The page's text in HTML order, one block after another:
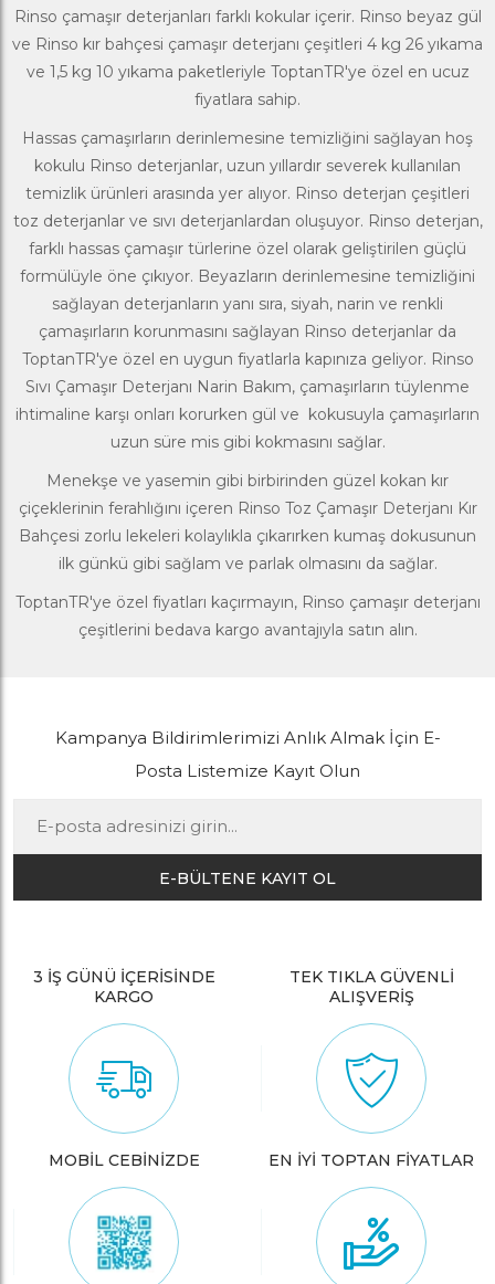
Rinso çamaşır deterjanları farklı kokular içerir. Rinso beyaz gül
ve Rinso kır bahçesi çamaşır deterjanı çeşitleri 4 kg 26 yıkama
ve 1,5 kg 10 yıkama paketleriyle ToptanTR'ye özel en ucuz
fiyatlara sahip.
Hassas çamaşırların derinlemesine temizliğini sağlayan hoş
kokulu Rinso deterjanlar, uzun yıllardır severek kullanılan
temizlik ürünleri arasında yer alıyor. Rinso deterjan çeşitleri
toz deterjanlar ve sıvı deterjanlardan oluşuyor. Rinso deterjan,
farklı hassas çamaşır türlerine özel olarak geliştirilen güçlü
formülüyle öne çıkıyor. Beyazların derinlemesine temizliğini
sağlayan deterjanların yanı sıra, siyah, narin ve renkli
çamaşırların korunmasını sağlayan Rinso deterjanlar da
ToptanTR'ye özel en uygun fiyatlarla kapınıza geliyor. Rinso
Sıvı Çamaşır Deterjanı Narin Bakım, çamaşırların tüylenme
ihtimaline karşı onları korurken gül ve kokusuyla çamaşırların
uzun süre mis gibi kokmasını sağlar.
Menekşe ve yasemin gibi birbirinden güzel kokan kır
çiçeklerinin ferahlığını içeren Rinso Toz Çamaşır Deterjanı Kır
Bahçesi zorlu lekeleri kolaylıkla çıkarırken kumaş dokusunun
ilk günkü gibi sağlam ve parlak olmasını da sağlar.
ToptanTR'ye özel fiyatları kaçırmayın, Rinso çamaşır deterjanı
çeşitlerini bedava kargo avantajıyla satın alın.
Kampanya Bildirimlerimizi Anlık Almak İçin E-
Posta Listemize Kayıt Olun
E-BÜLTENE KAYIT OL
3 İŞ GÜNÜ İÇERİSİNDE
KARGO
TEK TIKLA GÜVENLİ
ALIŞVERİŞ
MOBİL CEBİNİZDE EN İYİ TOPTAN FİYATLAR